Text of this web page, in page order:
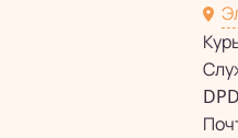
DPD